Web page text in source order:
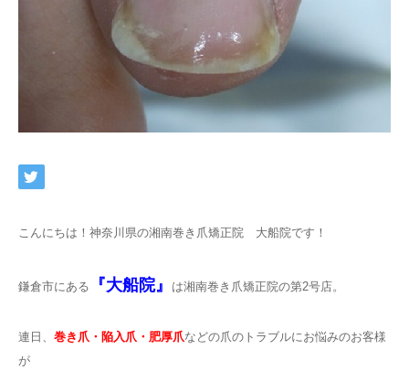
こんにちは！神奈川県の湘南巻き爪矯正院 大船院です！
鎌倉市にある 『大船院』 は湘南巻き爪矯正院の第2号店。
連日、 巻き爪・陥入爪・肥厚爪などの爪のトラブルにお悩みのお客様
が
ブログ/SNS